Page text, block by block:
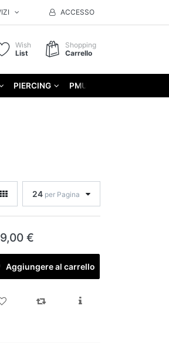
ACCESSO
Wish
List
Shopping
Carrello
PIERCING PMU
24 per Pagina
€
Aggiungere al carrello